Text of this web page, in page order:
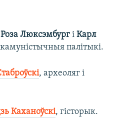
Роза Люксэмбург і Карл
палітыкі.
, археоляг і
Каханоўскі, гісторык.